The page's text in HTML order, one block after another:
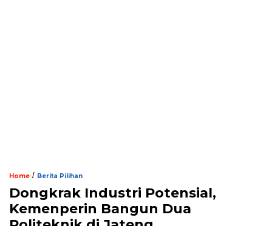
Home / Berita Pilihan
Dongkrak Industri Potensial,
Kemenperin Bangun Dua